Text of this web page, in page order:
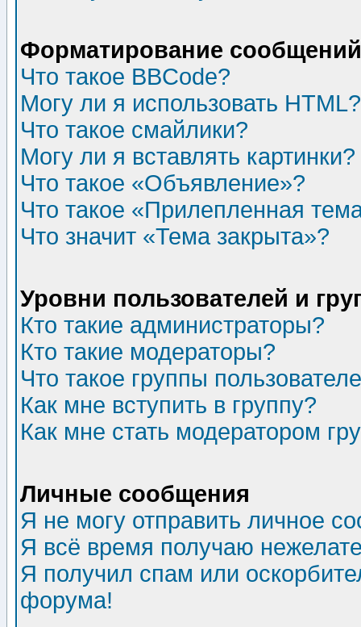
Форматирование
Что такое BBCode?
Могу ли я использовать HTML?
Что такое смайлики?
Могу ли я вставлять картинки?
Что такое «Объявление»?
Что такое «Прилепленная
Что значит «Тема закрыта»?
Уровни пользователей и
Кто такие администраторы?
Кто такие модераторы?
Что такое группы
Как мне вступить в группу?
Как мне стать модератором
Личные сообщения
Я не могу отправить личное
Я всё время получаю
Я получил спам или
форума!